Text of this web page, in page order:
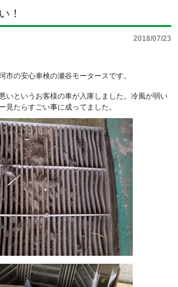
！
2018/07/23
市の安心車検の瀬谷モータースです。
いというお客様の車が入庫しました。冷風が弱い
見たらすごい事に成ってました。